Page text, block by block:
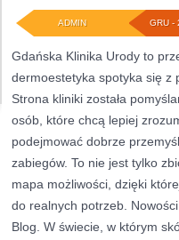
GRU -
ADMIN
Gdańska Klinika Urody to
dermoestetyka spotyka się z
Strona kliniki została
osób, które chcą lepiej
podejmować dobrze
zabiegów. To nie jest tylko
mapa możliwości, dzięki
do realnych potrzeb.
Blog. W świecie, w którym